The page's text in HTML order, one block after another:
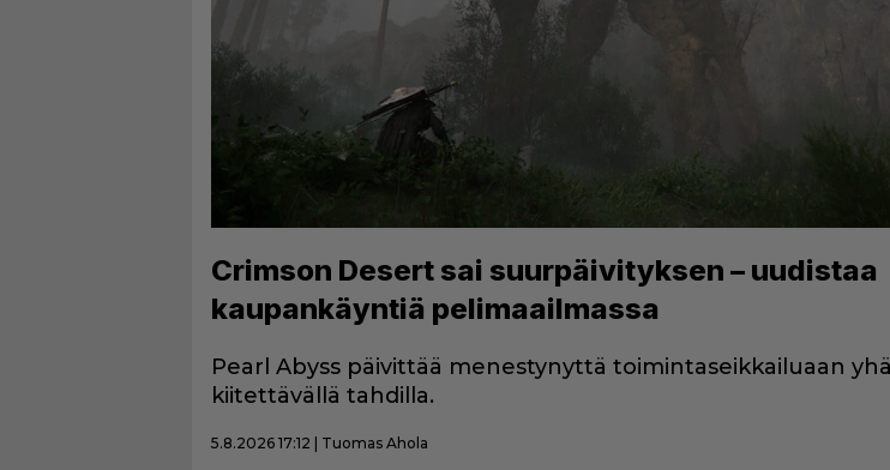
Crimson Desert sai suurpäivityksen – uudistaa
kaupankäyntiä pelimaailmassa
Pearl Abyss päivittää menestynyttä toimintaseikkailuaan yhä
kiitettävällä tahdilla.
5.8.2026 17:12 | Tuomas Ahola